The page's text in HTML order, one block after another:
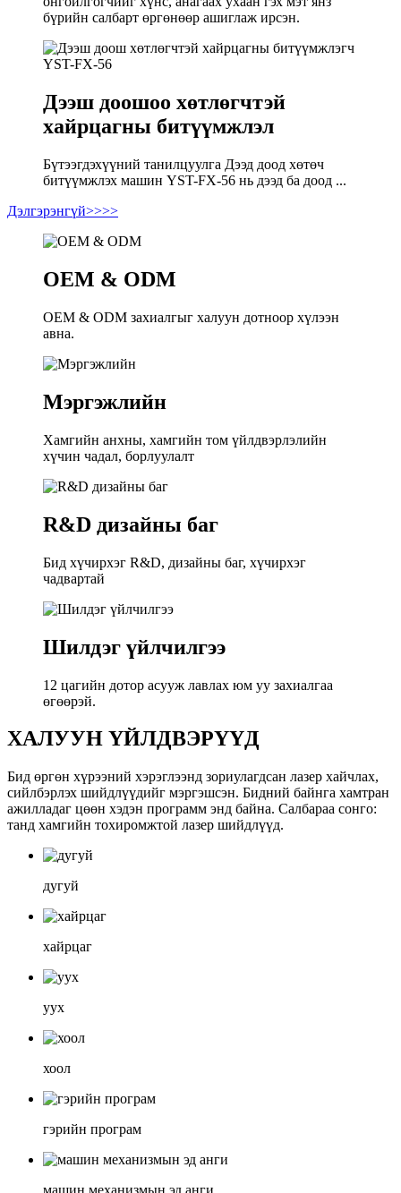
бүрийн салбарт өргөнөөр ашиглаж ирсэн.
Дээш доошоо хөтлөгчтэй
хайрцагны битүүмжлэл
Бүтээгдэхүүний танилцуулга Дээд доод хөтөч
битүүмжлэх машин YST-FX-56 нь дээд ба доод ...
Дэлгэрэнгүй>>>>
OEM & ODM
OEM & ODM захиалгыг халуун дотноор хүлээн
авна.
Мэргэжлийн
Хамгийн анхны, хамгийн том үйлдвэрлэлийн
хүчин чадал, борлуулалт
R&D дизайны баг
Бид хүчирхэг R&D, дизайны баг, хүчирхэг
чадвартай
Шилдэг үйлчилгээ
12 цагийн дотор асууж лавлах юм уу захиалгаа
өгөөрэй.
ХАЛУУН ҮЙЛДВЭРҮҮД
Бид өргөн хүрээний хэрэглээнд зориулагдсан лазер хайчлах,
сийлбэрлэх шийдлүүдийг мэргэшсэн. Бидний байнга хамтран
ажилладаг цөөн хэдэн программ энд байна. Салбараа сонго:
танд хамгийн тохиромжтой лазер шийдлүүд.
дугуй
хайрцаг
уух
хоол
гэрийн програм